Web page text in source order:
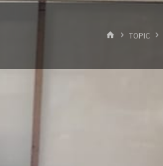
ホ TOPIC